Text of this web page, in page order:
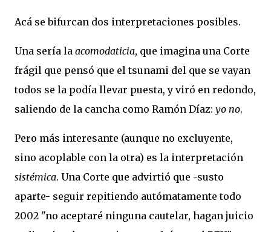
Acá se bifurcan dos interpretaciones posibles.
Una sería la acomodaticia, que imagina una Corte
frágil que pensó que el tsunami del que se vayan
todos se la podía llevar puesta, y viró en redondo,
saliendo de la cancha como Ramón Díaz: yo no.
Pero más interesante (aunque no excluyente,
sino acoplable con la otra) es la interpretación
sistémica. Una Corte que advirtió que -susto
aparte- seguir repitiendo autómatamente todo
2002 "no aceptaré ninguna cautelar, hagan juicio